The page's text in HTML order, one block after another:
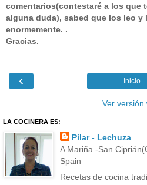
comentarios(contestaré a los que
alguna duda), sabed que los leo y
enormemente. .
Gracias.
‹ Inicio
Ver versión
LA COCINERA ES:
Pilar - Lechuza
A Mariña -San
Spain
Recetas de cocina